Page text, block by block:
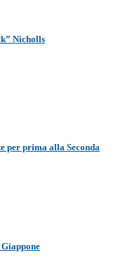
Nicholls
per prima alla Seconda